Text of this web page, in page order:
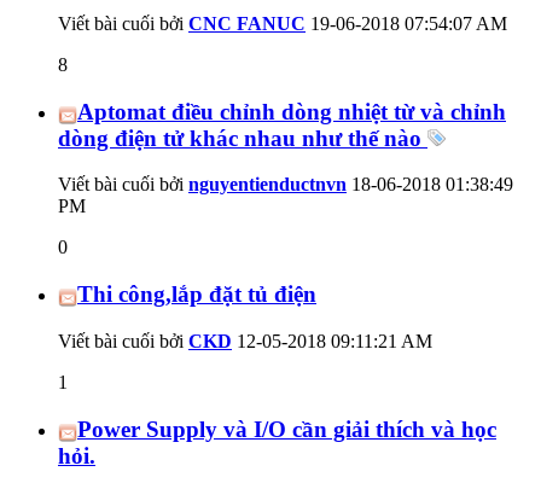
Viết bài cuối bởi CNC FANUC 19-06-2018 07:54:07 AM
8
Aptomat điều chỉnh dòng nhiệt từ và chỉnh
dòng điện tử khác nhau như thế nào
Viết bài cuối bởi nguyentienductnvn 18-06-2018 01:38:49
PM
0
Thi công,lắp đặt tủ điện
Viết bài cuối bởi CKD 12-05-2018 09:11:21 AM
1
Power Supply và I/O cần giải thích và học
hỏi.